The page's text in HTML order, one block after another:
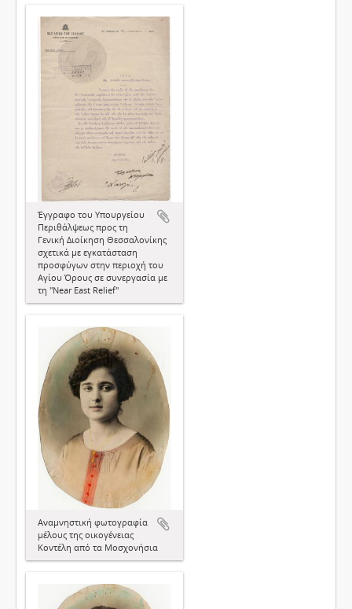
Έγγραφο του Υπουργείου
Περιθάλψεως προς τη
Γενική Διοίκηση Θεσσαλονίκης
σχετικά με εγκατάσταση
προσφύγων στην περιοχή του
Αγίου Όρους σε συνεργασία με
τη "Near East Relief"
Αναμνηστική φωτογραφία
μέλους της οικογένειας
Κοντέλη από τα Μοσχονήσια